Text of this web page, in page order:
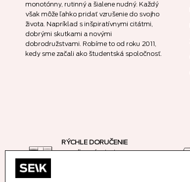
monotónny, rutinný a šialene nudný. Každý
však môže ľahko pridať vzrušenie do svojho
života. Napríklad s inšpiratívnymi citátmi,
dobrými skutkami a novými
dobrodružstvami. Robíme to od roku 2011,
kedy sme začali ako študentská spoločnosť.
RÝCHLE DORUČENIE
na odberné miesto